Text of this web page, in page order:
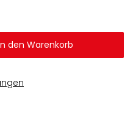
den Warenkorb